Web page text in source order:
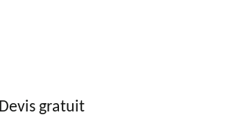
Devis gratuit